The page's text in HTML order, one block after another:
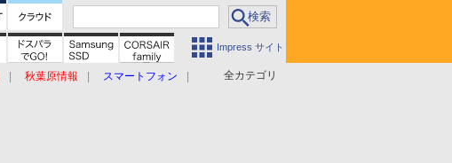
Impress サイト
全カテゴリ
秋葉原情報
スマートフォン